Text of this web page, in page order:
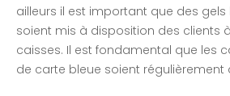
ailleurs il est important que des
soient mis à disposition des clients
caisses. Il est fondamental que les
de carte bleue soient régulièrement